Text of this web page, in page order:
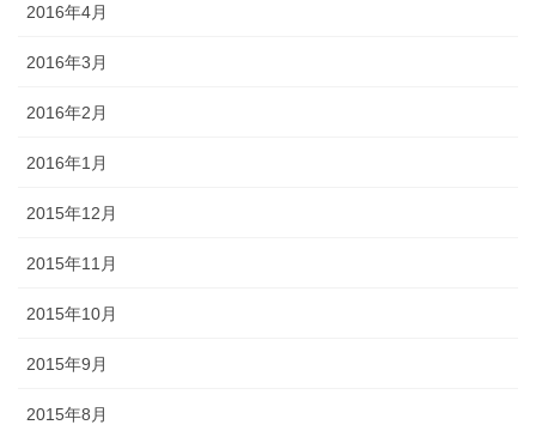
2016年4月
2016年3月
2016年2月
2016年1月
2015年12月
2015年11月
2015年10月
2015年9月
2015年8月